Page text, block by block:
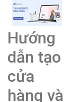
Hướng
dẫn tạo
cửa
hàng và